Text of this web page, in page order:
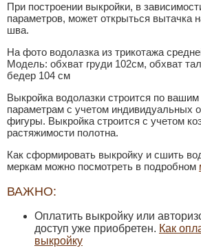
При построении выкройки, в
параметров, может открыться вытачка
шва.
На фото водолазка из трикотажа
Модель: обхват груди 102см, обхват
бедер 104 см
Выкройка водолазки строится по
параметрам с учетом индивидуальных
фигуры. Выкройка строится с учетом
растяжимости полотна.
Как сформировать выкройку и сшить
меркам можно посмотреть в подробном
ВАЖНО:
Оплатить выкройку или
доступ уже приобретен. Как
выкройку